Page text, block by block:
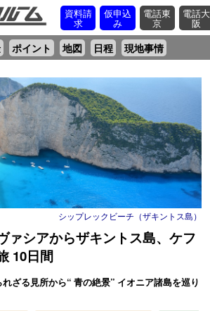
資料請
求
仮申込
み
電話東
京
電話大
阪
ポイント 地図 日程 現地事情
シップレックビーチ（ザキントス島）
ァシアからザキントス島、ケフ
10日間
ざる見所から“ 青の絶景” イオニア諸島を巡り